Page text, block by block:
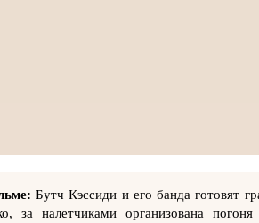
Бутч Кэссиди и его банда готовят
за налетчиками организована